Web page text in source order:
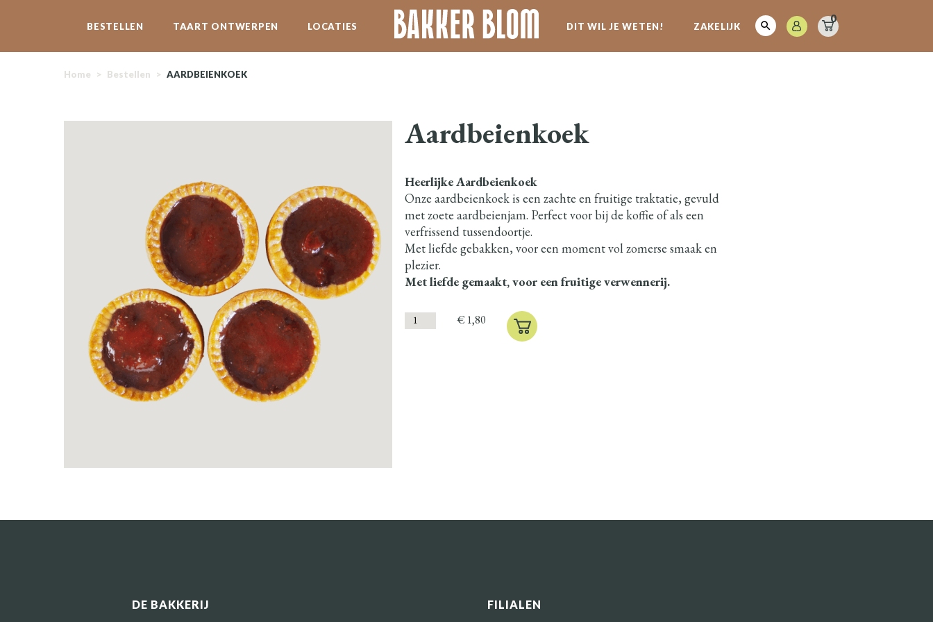
BESTELLEN TAART ONTWERPEN LOCATIES DIT WIL JE WETEN!
SERVICE
SPECIALITEITEN
NIEUWSBRIEF
ZAKELIJK
0
Home > Bestellen > AARDBEIENKOEK
Aardbeienkoek
Heerlijke Aardbeienkoek
Onze aardbeienkoek is een zachte en fruitige traktatie, gevuld
met zoete aardbeienjam. Perfect voor bij de koffie of als een
verfrissend tussendoortje.
Met liefde gebakken, voor een moment vol zomerse smaak en
plezier.
Met liefde gemaakt, voor een fruitige verwennerij.
€1,80
DE BAKKERIJ FILIALEN